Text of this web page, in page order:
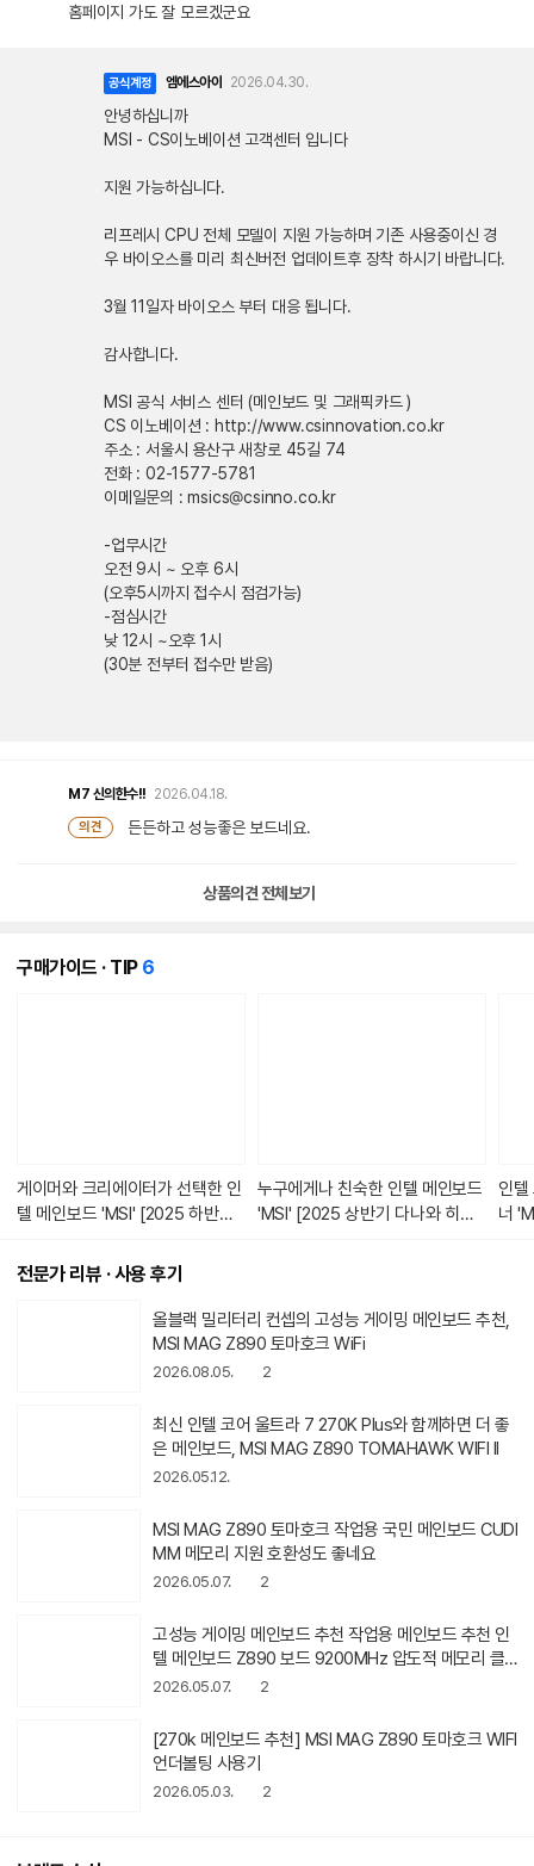
홈페이지 가도 잘 모르겠군요
공식계정 엠에스아이 2026.04.30.
안녕하십니까
MSI - CS이노베이션 고객센터 입니다
지원 가능하십니다.
리프레시 CPU 전체 모델이 지원 가능하며 기존 사용중이신 경
우 바이오스를 미리 최신버전 업데이트후 장착 하시기 바랍니다.
3월 11일자 바이오스 부터 대응 됩니다.
감사합니다.
MSI 공식 서비스 센터 (메인보드 및 그래픽카드 )
CS 이노베이션 : http://www.csinnovation.co.kr
주소 : 서울시 용산구 새창로 45길 74
전화 : 02-1577-5781
이메일문의 : msics@csinno.co.kr
-업무시간
오전 9시 ~ 오후 6시
(오후5시까지 접수시 점검가능)
-점심시간
낮 12시 ~오후 1시
(30분 전부터 접수만 받음)
M7 신의한수!! 2026.04.18.
의견 든든하고 성능좋은 보드네요.
상품의견 전체보기
구매가이드 · TIP 6개
게이머와 크리에이터가 선택한 인
텔 메인보드 'MSI' [2025 하반기
누구에게나 친숙한 인텔 메인보드
'MSI' [2025 상반기 다나와 히트
인텔
너
전문가 리뷰 · 사용 후기
올블랙 밀리터리 컨셉의 고성능 게이
밍 메인보드 추천, MSI MAG Z890
2026.08.05.
와 함께하면 더 좋은 메인보드, MSI
MAG Z890 TOMAHAWK WIFI II
2026.05.12.
호환성도 좋네요
2026.05.07. 2
고성능 게이밍 메인보드 추천 작업용
보드 9200MHz 압도적 메모리 클럭
국민메인보드 MSI Z890 토마호크 W
IFI
2026.05.07. 2
2026.05.03. 2